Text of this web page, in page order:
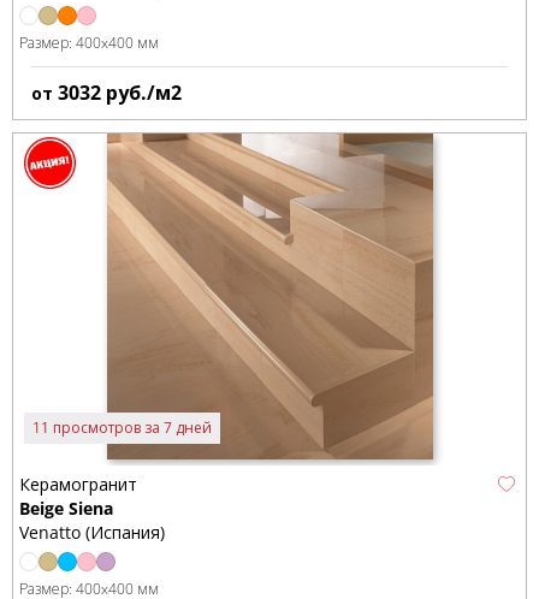
Размер: 400x400 мм
от 3032 руб./м2
11 просмотров за 7 дней
Керамогранит
Beige Siena
Venatto (Испания)
Размер: 400x400 мм